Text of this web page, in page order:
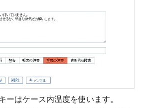
ーはケース内温度を使います。